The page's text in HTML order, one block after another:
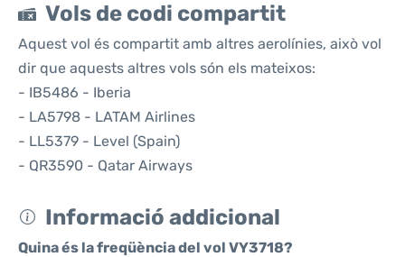
Vols de codi compartit
Aquest vol és compartit amb altres aerolínies, això vol
dir que aquests altres vols són els mateixos:
- IB5486 - Iberia
- LA5798 - LATAM Airlines
- LL5379 - Level (Spain)
- QR3590 - Qatar Airways
Informació addicional
Quina és la freqüència del vol VY3718?